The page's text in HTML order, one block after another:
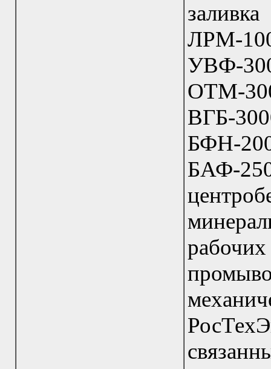
ЛРМ-
УВФ-
ОТМ-
БФН-
БАФ-